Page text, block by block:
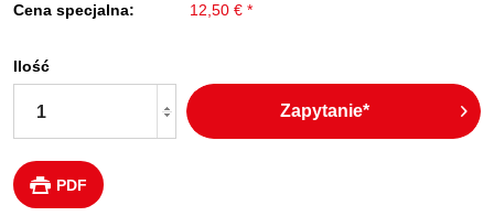
Cena specjalna:
12,50 € *
Ilość
Zapytanie*
PDF